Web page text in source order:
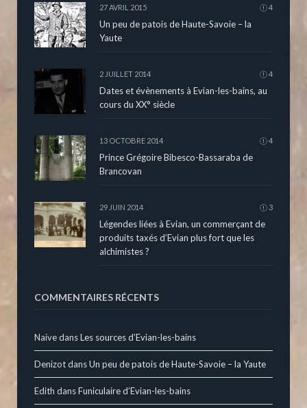
27 AVRIL 2015 4
Un peu de patois de Haute-Savoie – la
Yaute
2 JUILLET 2014 4
Dates et évènements à Evian-les-bains, au
cours du XX° siècle
13 OCTOBRE 2014 4
Prince Grégoire Bibesco-Bassaraba de
Brancovan
29 JUIN 2014 3
Légendes liées à Evian, un commerçant de
produits taxés d’Evian plus fort que les
alchimistes ?
COMMENTAIRES RÉCENTS
NaivedansLes sources d’Evian-les-bains
DenizotdansUn peu de patois de Haute-Savoie – la Yaute
Edith dansFuniculaire d’Evian-les-bains